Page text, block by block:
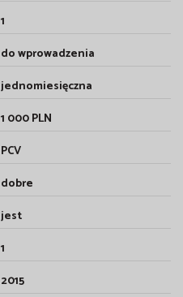
1
do wprowadzenia
jednomiesięczna
1 000 PLN
PCV
dobre
jest
1
2015